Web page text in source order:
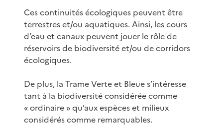
Ces continuités écologiques peuvent être
terrestres et/ou aquatiques. Ainsi, les cours
d’eau et canaux peuvent jouer le rôle de
réservoirs de biodiversité et/ou de corridors
écologiques.
De plus, la Trame Verte et Bleue s’intéresse
tant à la biodiversité considérée comme
« ordinaire » qu’aux espèces et milieux
considérés comme remarquables.